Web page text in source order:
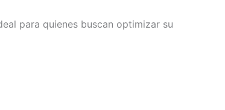
para quienes buscan optimizar su